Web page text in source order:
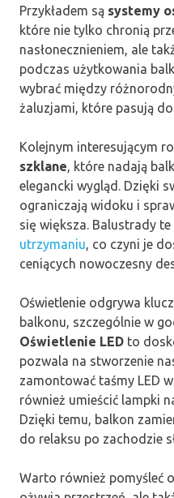
Przykładem są systemy
które nie tylko chronią
nasłonecznieniem, ale
podczas użytkowania
wybrać między
żaluzjami, które pasują
Kolejnym interesującym
szklane, które nadają
elegancki wygląd. Dzięki
ograniczają widoku i
się większa. Balustrady te
utrzymaniu, co czyni je
ceniących nowoczesny
Oświetlenie odgrywa
balkonu, szczególnie w
Oświetlenie LED to
pozwala na stworzenie
zamontować taśmy LED
również umieścić lampki
Dzięki temu, balkon
do relaksu po zachodzie
Warto również pomyśleć o